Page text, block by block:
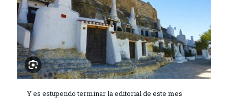
Y es estupendo terminar la editorial de este mes